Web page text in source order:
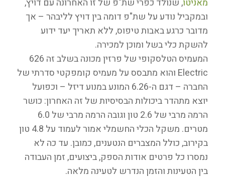
מאניטו, שנולד כפרי שת"פ של זו האחרונה עם דויץ,
ובמקביל נודע על שת"פ דומה בין דויץ לליבהר – אך
מדובר כרגע באבות טיפוס, ללא תאריך יעד ידוע
להשקת כלי בשל ומוכן למכירה.
המעמיס הטלסקופי של פרזין מכונה בשלב זה 626
Electric והוא מתבסס על מעמיס קומפקטי סדרתי של
החברה – דגם ה-6.26 המונע במנוע דיזל – וכפועל
יוצא מתהדר ביכולות הבסיסיות של זה האחרון: כושר
הרמה מרבי של 2.6 טון וגובה הרמה מרבי של 6.0
מטרים. משקל הכלי החשמלי אמור לעמוד על 4.8 טון
בקירוב, כולל המצברים הנטענים, כמובן. עד כה לא
נמסרו כל פרטים אודות הספק, ביצועים, זמן העבודה
בין הטעינות והזמן הנדרש לטעינה מלאה.